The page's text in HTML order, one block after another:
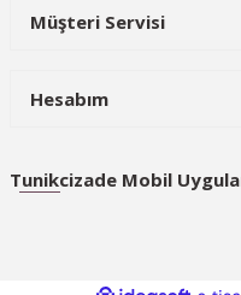
Müşteri Servisi
Hesabım
Tunikcizade Mobil